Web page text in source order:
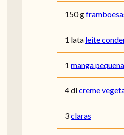
150 g
1 lata leite
1 manga pequena
4 dlcreme
3claras